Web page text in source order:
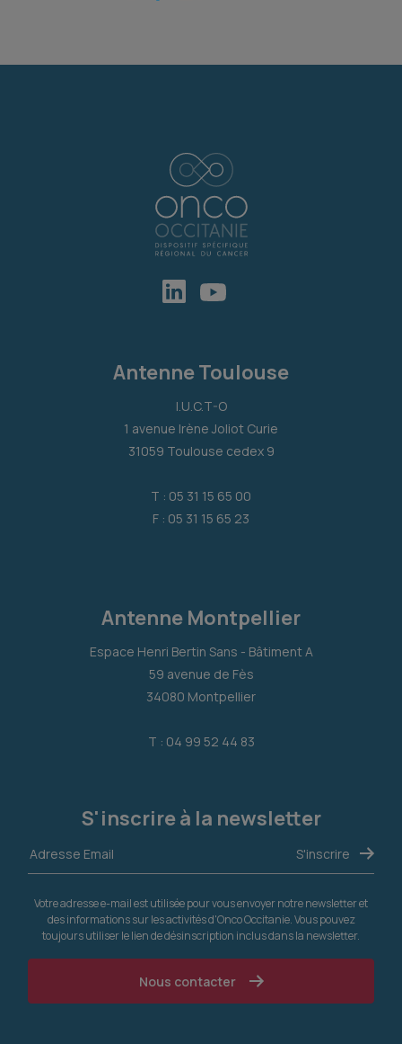
Antenne Toulouse
I.U.C.T-O
1 avenue Irène Joliot Curie
31059 Toulouse cedex 9
T : 05 31 15 65 00
F : 05 31 15 65 23
Antenne Montpellier
Espace Henri Bertin Sans - Bâtiment A
59 avenue de Fès
34080 Montpellier
T : 04 99 52 44 83
S'inscrire à la newsletter
Votre adresse e-mail est utilisée pour vous envoyer notre newsletter et
des informations sur les activités d'Onco Occitanie. Vous pouvez
toujours utiliser le lien de désinscription inclus dans la newsletter.
Nous contacter